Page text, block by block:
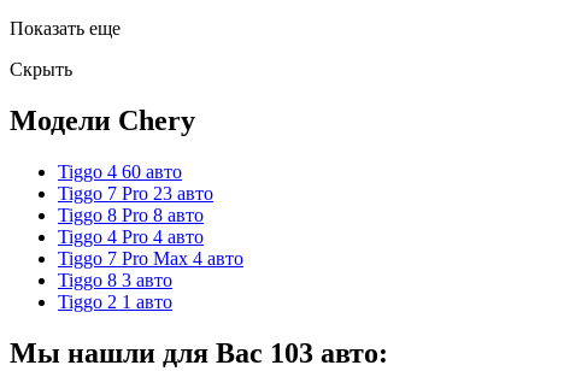
Показать еще
Скрыть
Модели Chery
Tiggo 4 60 авто
Tiggo 7 Pro 23 авто
Tiggo 8 Pro 8 авто
Tiggo 4 Pro 4 авто
Tiggo 7 Pro Max 4 авто
Tiggo 8 3 авто
Tiggo 2 1 авто
Мы нашли для Вас 103 авто: